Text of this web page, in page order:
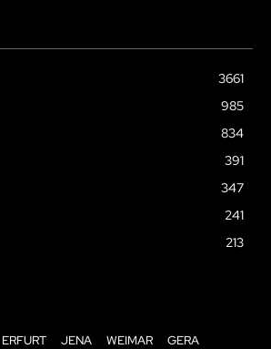
3661
985
834
391
347
241
213
ERFURT JENA WEIMAR GERA